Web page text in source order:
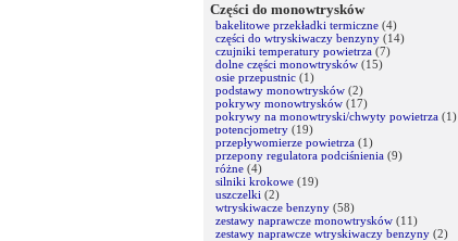
Części do monowtrysków
bakelitowe przekładki termiczne (4)
części do wtryskiwaczy benzyny (14)
czujniki temperatury powietrza (7)
dolne części monowtrysków (15)
osie przepustnic (1)
podstawy monowtrysków (2)
pokrywy monowtrysków (17)
pokrywy na monowtryski/chwyty powietrza (1)
potencjometry (19)
przepływomierze powietrza (1)
przepony regulatora podciśnienia (9)
różne (4)
silniki krokowe (19)
uszczelki (2)
wtryskiwacze benzyny (58)
zestawy naprawcze monowtrysków (11)
zestawy naprawcze wtryskiwaczy benzyny (2)